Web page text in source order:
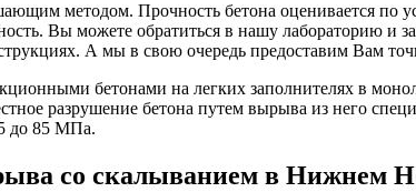
методом. Прочность бетона оценивается по
Вы можете обратиться в нашу лабораторию и
А мы в свою очередь предоставим Вам
бетонами на легких заполнителях в
разрушение бетона путем вырыва из него
до 85 МПа.
со скалыванием в Нижнем